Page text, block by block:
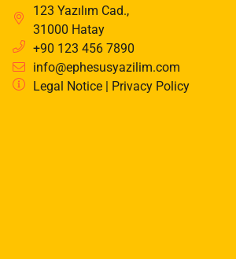
123 Yazılım Cad.,
31000 Hatay
+90 123 456 7890
info@ephesusyazilim.com
Legal Notice| Privacy Policy